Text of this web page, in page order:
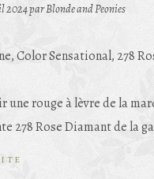
2024par Blonde and Peonies
une rouge à lèvre de la
278 Rose Diamant de la